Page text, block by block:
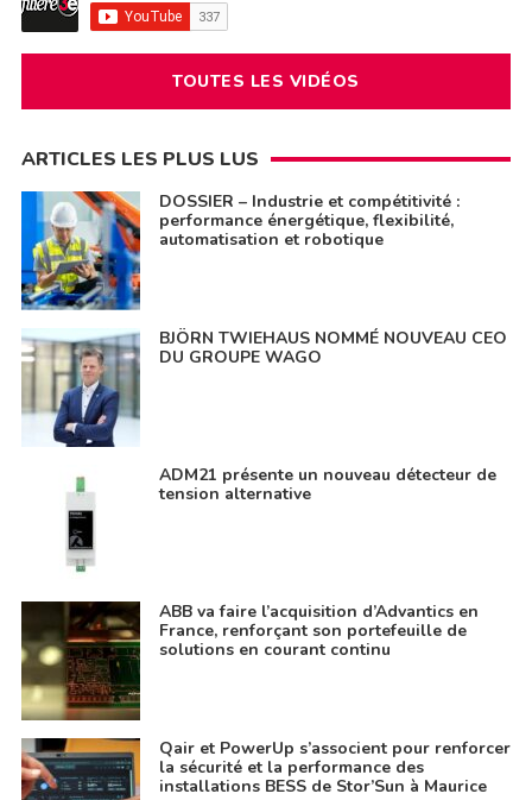
TOUTES LES VIDÉOS
ARTICLES LES PLUS LUS
DOSSIER – Industrie et compétitivité :
performance énergétique, flexibilité,
automatisation et robotique
BJÖRN TWIEHAUS NOMMÉ NOUVEAU CEO
DU GROUPE WAGO
ADM21 présente un nouveau détecteur de
tension alternative
ABB va faire l’acquisition d’Advantics en
France, renforçant son portefeuille de
solutions en courant continu
Qair et PowerUp s’associent pour renforcer
la sécurité et la performance des
installations BESS de Stor’Sun à Maurice